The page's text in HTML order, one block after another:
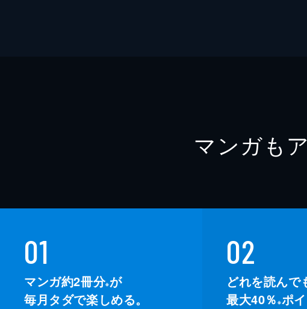
マンガも
01
マンガ約2冊分※が
毎月タダで楽しめる。
02
どれを読んで
最大40％ ※ポ